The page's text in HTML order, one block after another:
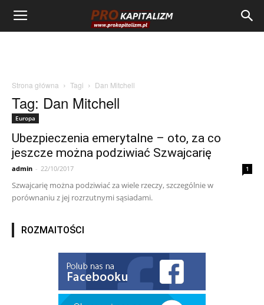
Strona główna Tagi Dan Mitchell
Tag: Dan Mitchell
Europa
Ubezpieczenia emerytalne – oto, za co
jeszcze można podziwiać Szwajcarię
admin - 22/10/2017 1
Szwajcarię można podziwiać za wiele rzeczy, szczególnie w
porównaniu z jej rozrzutnymi sąsiadami.
ROZMAITOŚCI